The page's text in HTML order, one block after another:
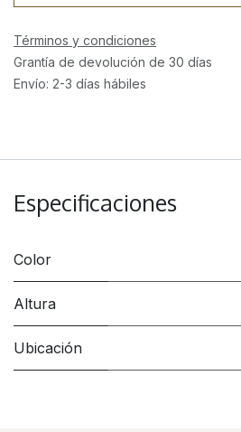
Términos y condiciones
Grantía de devolución de 30 días
Envío: 2-3 días hábiles
Especificaciones
Color
Altura
Ubicación